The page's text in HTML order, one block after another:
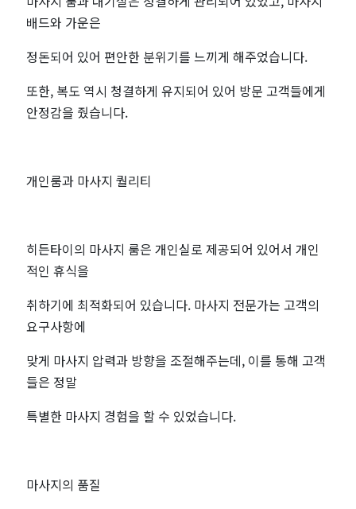
배드와 가운은
정돈되어 있어 편안한 분위기를 느끼게 해주었습니다.
또한, 복도 역시 청결하게 유지되어 있어 방문 고객들에게
안정감을 줬습니다.
개인룸과 마사지 퀄리티
히든타이의 마사지 룸은 개인실로 제공되어 있어서 개인
적인 휴식을
취하기에 최적화되어 있습니다. 마사지 전문가는 고객의
요구사항에
맞게 마사지 압력과 방향을 조절해주는데, 이를 통해 고객
들은 정말
특별한 마사지 경험을 할 수 있었습니다.
마사지의 품질